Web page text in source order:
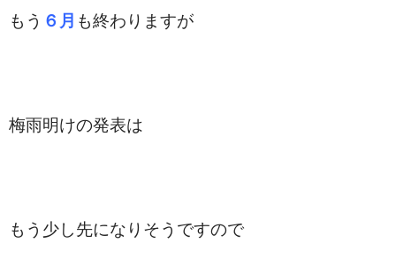
もう ６月 も終わりますが
梅雨明けの発表は
もう少し先になりそうですので